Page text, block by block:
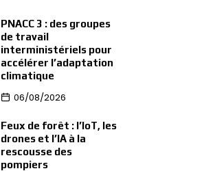
PNACC 3 : des groupes
de travail
interministériels pour
accélérer l’adaptation
climatique
06/08/2026
Feux de forêt : l’IoT, les
drones et l’IA à la
rescousse des
pompiers